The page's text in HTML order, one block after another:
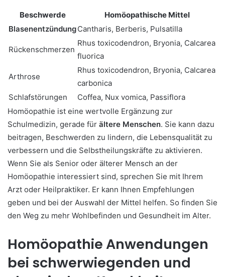
Beschwerde
Homöopathische Mittel
BlasenentzündungCantharis, Berberis, Pulsatilla
Rückenschmerzen
Rhus toxicodendron, Bryonia, Calcarea
fluorica
Arthrose
Rhus toxicodendron, Bryonia, Calcarea
carbonica
Schlafstörungen
Coffea, Nux vomica, Passiflora
Homöopathie ist eine wertvolle Ergänzung zur
Schulmedizin, gerade für ältere Menschen. Sie kann dazu
beitragen, Beschwerden zu lindern, die Lebensqualität zu
verbessern und die Selbstheilungskräfte zu aktivieren.
Wenn Sie als Senior oder älterer Mensch an der
Homöopathie interessiert sind, sprechen Sie mit Ihrem
Arzt oder Heilpraktiker. Er kann Ihnen Empfehlungen
geben und bei der Auswahl der Mittel helfen. So finden Sie
den Weg zu mehr Wohlbefinden und Gesundheit im Alter.
Homöopathie Anwendungen
bei schwerwiegenden und